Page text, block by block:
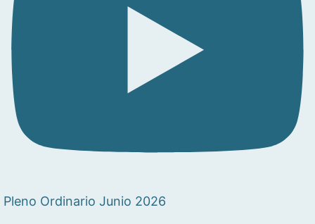
Pleno Ordinario Junio 2026